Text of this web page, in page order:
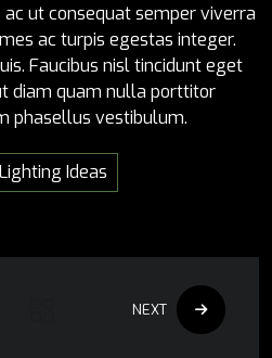
ut consequat semper viverra
ac turpis egestas integer.
Faucibus nisl tincidunt eget
diam quam nulla porttitor
phasellus vestibulum.
Lighting Ideas
NEXT